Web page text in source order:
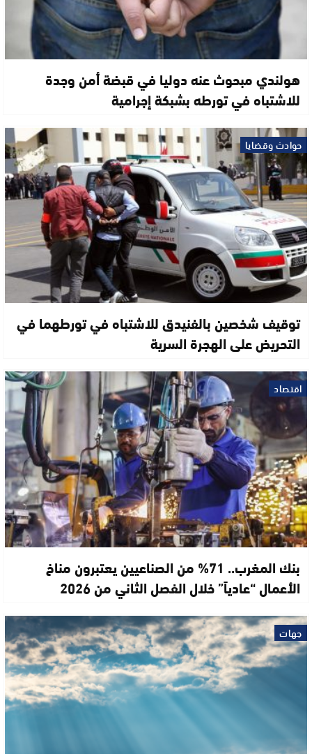
هولندي مبحوث عنه دوليا في قبضة أمن وجدة
للاشتباه في تورطه بشبكة إجرامية
حوادث وقضايا
توقيف شخصين بالفنيدق للاشتباه في تورطهما في
التحريض على الهجرة السرية
اقتصاد
بنك المغرب.. 71% من الصناعيين يعتبرون مناخ
الأعمال “عادياً” خلال الفصل الثاني من 2026
جهات